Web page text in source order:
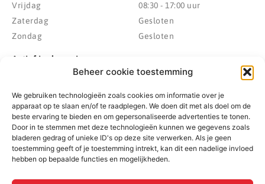
Beheer cookie toestemming
We gebruiken technologieën zoals cookies om informatie over je
apparaat op te slaan en/of te raadplegen. We doen dit met als doel om de
beste ervaring te bieden en om gepersonaliseerde advertenties te tonen.
Door in te stemmen met deze technologieën kunnen we gegevens zoals
bladeren gedrag of unieke ID's op deze site verwerken. Als je geen
toestemming geeft of je toestemming intrekt, kan dit een nadelige invloed
hebben op bepaalde functies en mogelijkheden.
Vrijdag
Zaterdag
Zondag
08:30 - 17:00 uur
Gesloten
Gesloten
Actief in de regio
Gemeente Hoogeveen
Gemeente Meppel
Gemeente Midden-Drenthe
Gemeente Noordenveld
Gemeente Noordoostpolder
Gemeente De Wolden
Zwolle
Heerenveen
Kampen
Emmeloord